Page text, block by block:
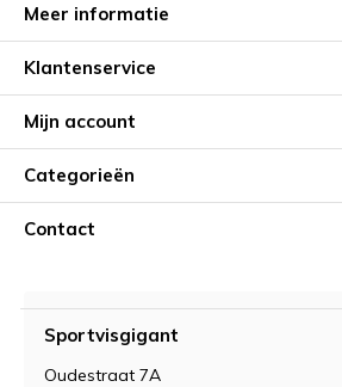
Meer informatie
Klantenservice
Mijn account
Categorieën
Contact
Sportvisgigant
Oudestraat 7A